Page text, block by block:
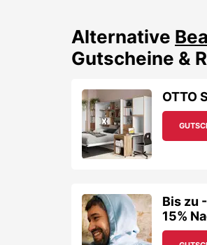
Alternative
Gutscheine &
OTTO
Bis zu
15%